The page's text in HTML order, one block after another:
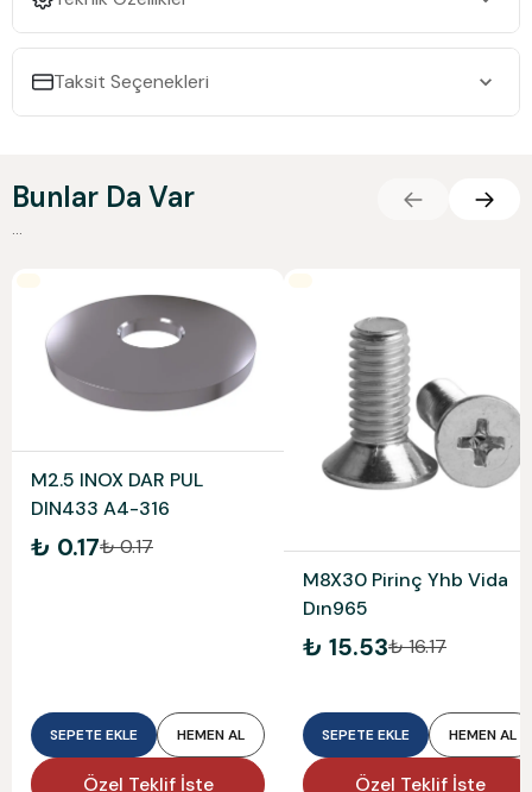
Taksit Seçenekleri
Bunlar Da Var
...
M2.5 INOX DAR PUL
DIN433 A4-316
₺ 0.17₺ 0.17
SEPETE EKLE HEMEN AL
Özel Teklif İste
M8X30 Pirinç Yhb Vida
Dın965
₺ 15.53₺ 16.17
SEPETE EKLE HEMEN AL
Özel Teklif İste